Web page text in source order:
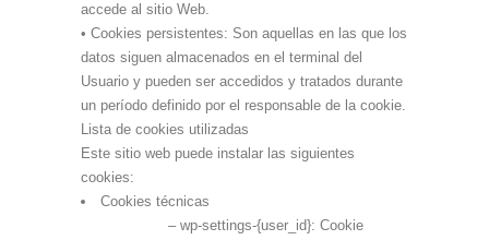
accede al sitio Web.
• Cookies persistentes: Son aquellas en las que los
datos siguen almacenados en el terminal del
Usuario y pueden ser accedidos y tratados durante
un período definido por el responsable de la cookie.
Lista de cookies utilizadas
Este sitio web puede instalar las siguientes
cookies:
Cookies técnicas
– wp-settings-{user_id}: Cookie